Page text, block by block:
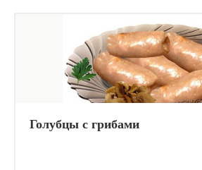
Голубцы с грибами